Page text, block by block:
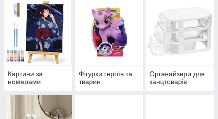
Картини за
номерами
Фігурки героїв та
тварин
Органайзери для
канцтоварів